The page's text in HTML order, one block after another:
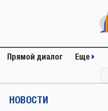
Прямой диалог Еще
НОВОСТИ